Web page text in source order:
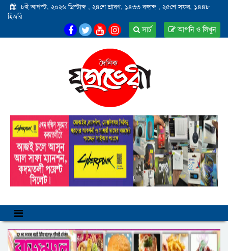
৮ই আগস্ট, ২০২৬ খ্রিস্টাব্দ , ২৪শে শ্রাবণ, ১৪৩৩ বঙ্গাব্দ , ২৫শে সফর, ১৪৪৮
হিজরি
আপনি ও লিখুন
সার্চ